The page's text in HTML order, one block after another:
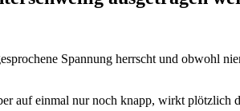
Spannung herrscht und obwohl
auf einmal nur noch knapp, wirkt plötzlich